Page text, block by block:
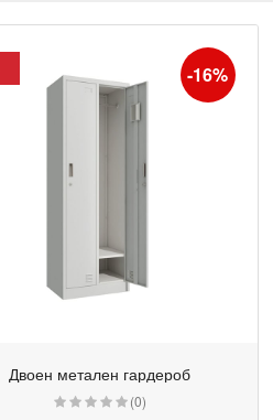
-16%
Двоен метален гардероб
(0)